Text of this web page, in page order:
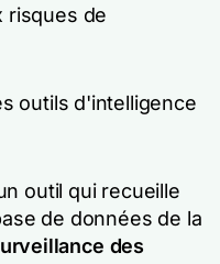
risques de
outils d'intelligence
outil qui recueille
de données de la
des